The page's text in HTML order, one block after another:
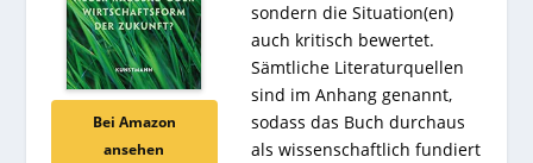
Bei Amazon
ansehen
sondern die Situation(en)
auch kritisch bewertet.
Sämtliche Literaturquellen
sind im Anhang genannt,
sodass das Buch durchaus
als wissenschaftlich fundiert